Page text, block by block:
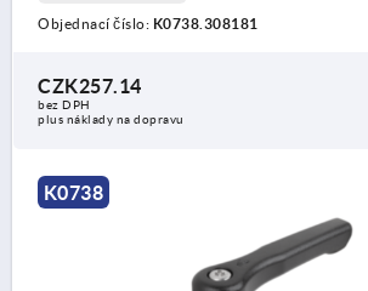
Objednací číslo: K0738.308181
CZK257.14
bez DPH
plus náklady na dopravu
K0738